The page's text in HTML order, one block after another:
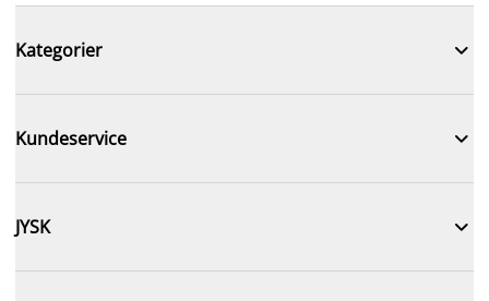
Kategorier 
Kundeservice 
JYSK 